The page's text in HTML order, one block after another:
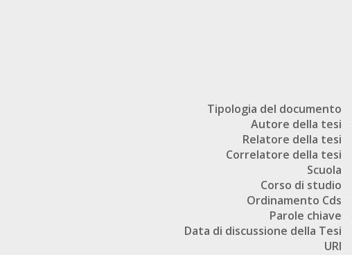
Tipologia del documento
Autore della tesi
Relatore della tesi
Correlatore della tesi
Scuola
Corso di studio
Ordinamento Cds
Parole chiave
Data di discussione della Tesi
URI